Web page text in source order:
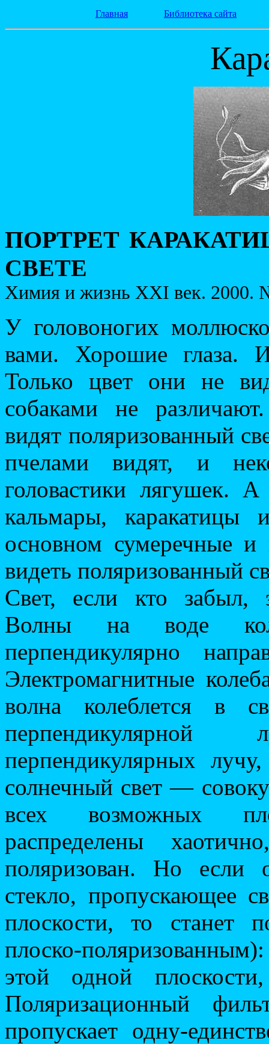
Главная Библиотека сайта
ПОРТРЕТ
СВЕТЕ
Химия и жизнь XXI век. 2000.
У головоногих
вами. Хорошие глаза.
Только цвет они не
собаками не
видят поляризованный
пчелами видят, и
головастики лягушек.
кальмары,
основном сумеречные
видеть поляризованный
Свет, если кто забыл,
Волны на воде
перпендикулярно
Электромагнитные
волна колеблется в
перпендикулярных
солнечный свет —
всех возможных
распределены
поляризован. Но если
стекло, пропускающее
плоскости, то станет
плоско-
этой одной
Поляризационный
пропускает одну-